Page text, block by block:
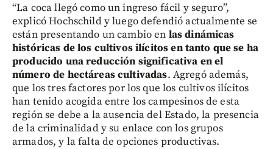
“La coca llegó como un ingreso fácil y seguro”,
explicó Hochschild y luego defendió actualmente se
están presentando un cambio en las dinámicas
históricas de los cultivos ilícitos en tanto que se ha
producido una reducción significativa en el
número de hectáreas cultivadas. Agregó además,
que los tres factores por los que los cultivos ilícitos
han tenido acogida entre los campesinos de esta
región se debe a la ausencia del Estado, la presencia
de la criminalidad y su enlace con los grupos
armados, y la falta de opciones productivas.